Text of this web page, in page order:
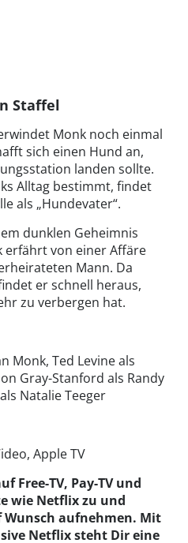
Staffel
Monk noch einmal
sich einen Hund an,
landen sollte.
Alltag bestimmt, findet
als „Hundevater“.
dunklen Geheimnis
erfährt von einer Affäre
Mann. Da
er schnell heraus,
zu verbergen hat.
Monk, Ted Levine als
Gray-Stanford als Randy
Natalie Teeger
Apple TV
Free-TV, Pay-TV und
wie Netflix zu und
aufnehmen. Mit
Netflix steht Dir eine